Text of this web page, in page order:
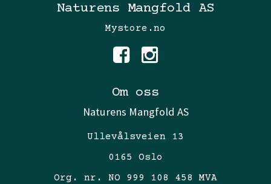
Naturens Mangfold AS
Mystore.no
Om oss
Naturens Mangfold AS
Ullevålsveien 13
0165 Oslo
Org. nr. NO 999 108 458 MVA